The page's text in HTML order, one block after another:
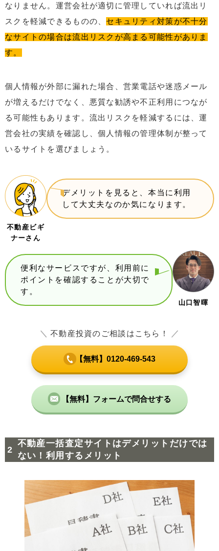
なりません。運営会社が適切に管理していれば流出リ
スクを軽減できるものの、 セキュリティ対策が不十分
なサイトの場合は流出リスクが高まる可能性がありま
す。
個人情報が外部に漏れた場合、営業電話や迷惑メール
が増えるだけでなく、悪質な勧誘や不正利用につなが
る可能性もあります。流出リスクを軽減するには、運
営会社の実績を確認し、個人情報の管理体制が整って
いるサイトを選びましょう。
不動産ビギ
ナーさん
デメリットを見ると、本当に利用
して大丈夫なのか気になります。
山口智暉
便利なサービスですが、利用前に
ポイントを確認することが大切で
す。
＼ 不動産投資のご相談はこちら！ ／
【無料】0120-469-543
【無料】フォームで問合せする
不動産一括査定サイトはデメリットだけでは
ない！利用するメリット